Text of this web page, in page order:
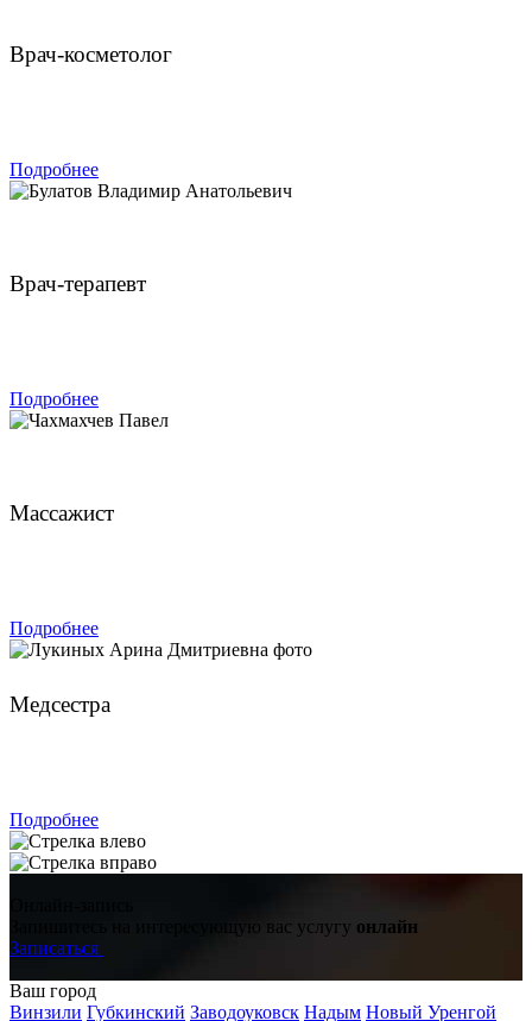
Врач-косметолог
Подробнее
Врач-терапевт
Подробнее
Массажист
Подробнее
Медсестра
Подробнее
Запишитесь на интересующую вас услугу онлайн
Записаться
Ваш город
Винзили Губкинский Заводоуковск Надым Новый Уренгой